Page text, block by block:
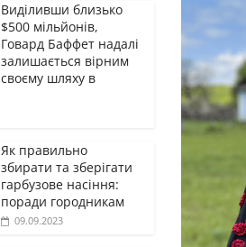
Виділивши близько
$500 мільйонів,
Говард Баффет надалі
залишається вірним
своєму шляху в
Як правильно
збирати та зберігати
гарбузове насіння:
поради городникам
09.09.2023